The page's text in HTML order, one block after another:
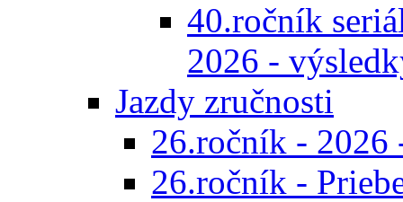
40.ročník
2026 -
Jazdy zručnosti
26.ročník - 2026
26.ročník -